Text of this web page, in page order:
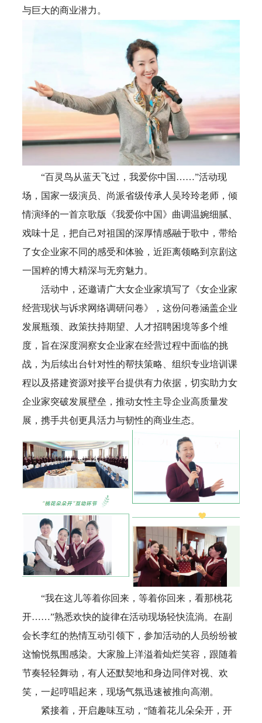
与巨大的商业潜力。
“百灵鸟从蓝天飞过，我爱你中国……”活动现
场，国家一级演员、尚派省级传承人吴玲玲老师，倾
情演绎的一首京歌版《我爱你中国》曲调温婉细腻、
戏味十足，把自己对祖国的深厚情感融于歌中，带给
了女企业家不同的感受和体验，近距离领略到京剧这
一国粹的博大精深与无穷魅力。
活动中，还邀请广大女企业家填写了《女企业家
经营现状与诉求网络调研问卷》，这份问卷涵盖企业
发展瓶颈、政策扶持期望、人才招聘困境等多个维
度，旨在深度洞察女企业家在经营过程中面临的挑
战，为后续出台针对性的帮扶策略、组织专业培训课
程以及搭建资源对接平台提供有力依据，切实助力女
企业家突破发展壁垒，推动女性主导企业高质量发
展，携手共创更具活力与韧性的商业生态。
“我在这儿等着你回来，等着你回来，看那桃花
开……”熟悉欢快的旋律在活动现场轻快流淌。在副
会长李红的热情互动引领下，参加活动的人员纷纷被
这愉悦氛围感染。大家脸上洋溢着灿烂笑容，跟随着
节奏轻轻舞动，有人还默契地和身边同伴对视、欢
笑，一起哼唱起来，现场气氛迅速被推向高潮。
紧接着，开启趣味互动，“随着花儿朵朵开，开